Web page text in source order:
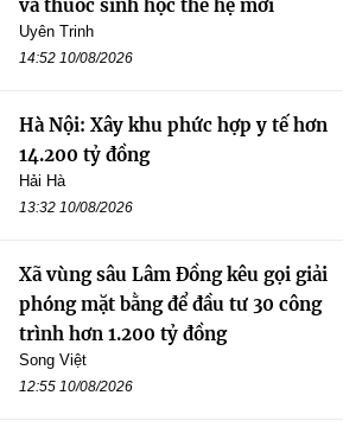
và thuốc sinh học thế hệ mới
Uyên Trinh
14:52 10/08/2026
Hà Nội: Xây khu phức hợp y tế hơn
14.200 tỷ đồng
Hải Hà
13:32 10/08/2026
Xã vùng sâu Lâm Đồng kêu gọi giải
phóng mặt bằng để đầu tư 30 công
trình hơn 1.200 tỷ đồng
Song Việt
12:55 10/08/2026